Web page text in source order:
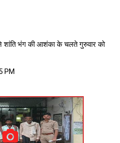
शांति भंग की आशंका के चलते गुरुवार को
PM